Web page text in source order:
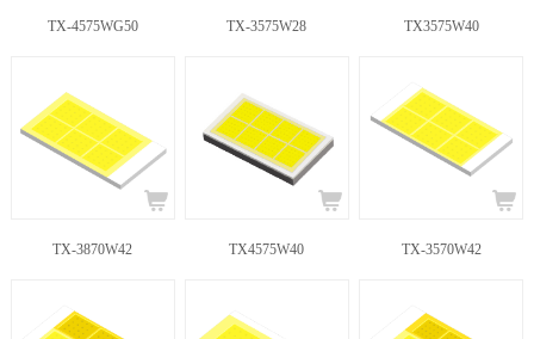
TX-4575WG50 TX-3575W28 TX3575W40
TX-3870W42 TX4575W40 TX-3570W42